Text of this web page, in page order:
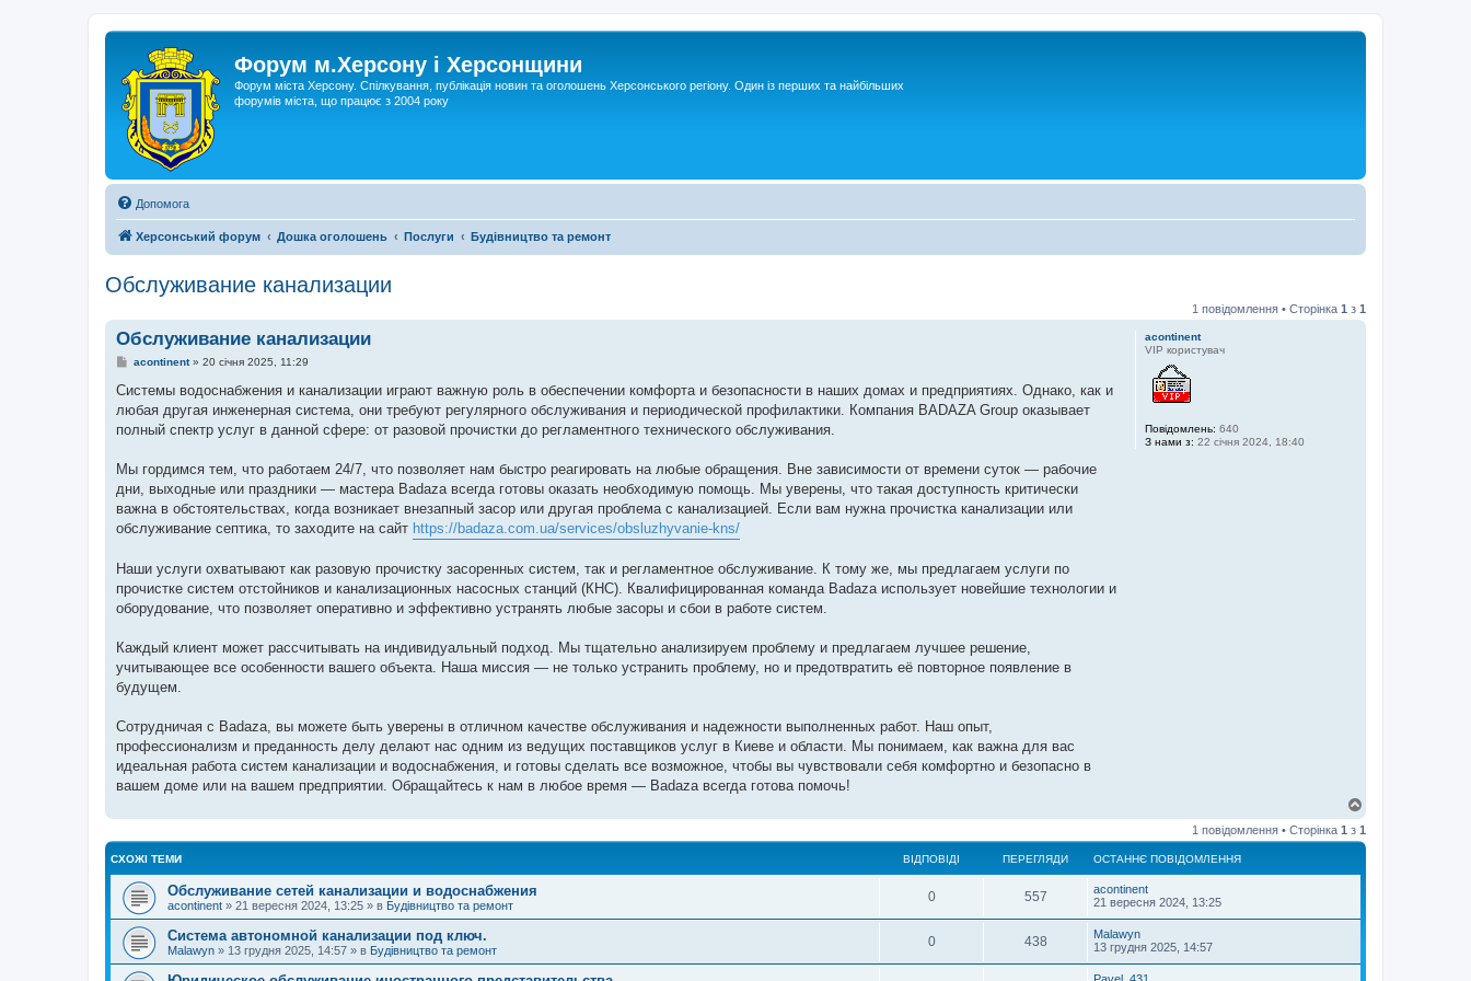
Форум м.Херсону і Херсонщини
Форум міста Херсону. Спілкування, публікація новин та оголошень Херсонського регіону. Один із перших та найбільших
форумів міста, що працює з 2004 року
Допомога
Херсонський форум Дошка оголошень Послуги Будівництво та ремонт
Обслуживание канализации
1 повідомлення • Сторінка 1 з 1
acontinent
VIP користувач
Повідомлень: 640
З нами з: 22 січня 2024, 18:40
Обслуживание канализации
П
в
д
о
е
н
я
acontinent» 20 січня 2025, 11:29
Системы водоснабжения и канализации играют важную роль в обеспечении комфорта и безопасности в наших домах и предприятиях. Однако, как и
любая другая инженерная система, они требуют регулярного обслуживания и периодической профилактики. Компания BADAZA Group оказывает
полный спектр услуг в данной сфере: от разовой прочистки до регламентного технического обслуживания.
Мы гордимся тем, что работаем 24/7, что позволяет нам быстро реагировать на любые обращения. Вне зависимости от времени суток — рабочие
дни, выходные или праздники — мастера Badaza всегда готовы оказать необходимую помощь. Мы уверены, что такая доступность критически
важна в обстоятельствах, когда возникает внезапный засор или другая проблема с канализацией. Если вам нужна прочистка канализации или
обслуживание септика, то заходите на сайт https://badaza.com.ua/services/obsluzhyvanie-kns/
Наши услуги охватывают как разовую прочистку засоренных систем, так и регламентное обслуживание. К тому же, мы предлагаем услуги по
прочистке систем отстойников и канализационных насосных станций (КНС). Квалифицированная команда Badaza использует новейшие технологии и
оборудование, что позволяет оперативно и эффективно устранять любые засоры и сбои в работе систем.
Каждый клиент может рассчитывать на индивидуальный подход. Мы тщательно анализируем проблему и предлагаем лучшее решение,
учитывающее все особенности вашего объекта. Наша миссия — не только устранить проблему, но и предотвратить её повторное появление в
будущем.
Сотрудничая с Badaza, вы можете быть уверены в отличном качестве обслуживания и надежности выполненных работ. Наш опыт,
профессионализм и преданность делу делают нас одним из ведущих поставщиков услуг в Киеве и области. Мы понимаем, как важна для вас
идеальная работа систем канализации и водоснабжения, и готовы сделать все возможное, чтобы вы чувствовали себя комфортно и безопасно в
вашем доме или на вашем предприятии. Обращайтесь к нам в любое время — Badaza всегда готова помочь!
г
о
1 повідомлення • Сторінка 1 з 1
СХОЖІ ТЕМИ ВІДПОВІДІ ПЕРЕГЛЯДИ ОСТАННЄ ПОВІДОМЛЕННЯ
Обслуживание сетей канализации и водоснабжения
acontinent » 21 вересня 2024, 13:25 » в Будівництво та ремонт
0 557
acontinent
21 вересня 2024, 13:25
Система автономной канализации под ключ.
Malawyn » 13 грудня 2025, 14:57 » в Будівництво та ремонт
0 438
Malawyn
13 грудня 2025, 14:57